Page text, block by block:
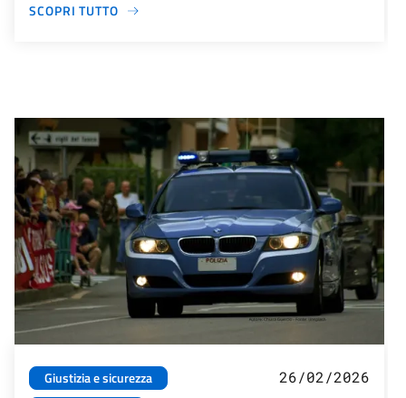
SCOPRI TUTTO
Giustizia e sicurezza 26/02/2026